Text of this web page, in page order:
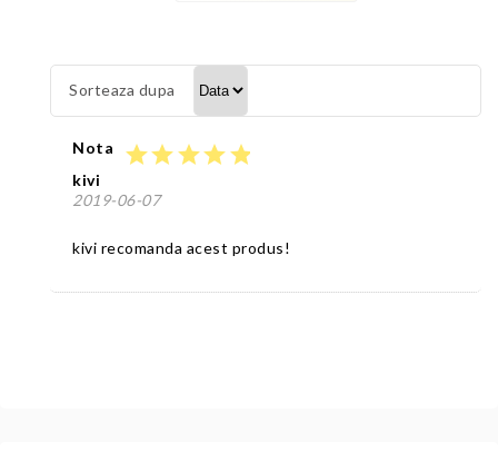
Sorteaza dupa
Nota starstarstarstarstar
kivi
2019-06-07
kivi recomanda acest produs!